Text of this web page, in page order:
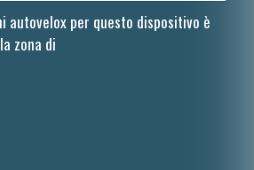
autovelox per questo dispositivo è
zona di